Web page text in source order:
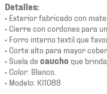
Detalles:
• Exterior fabricado con
• Cierre con cordones para
• Forro interno textil que
• Corte alto para mayor
• Suela de caucho que
• Color: Blanco.
• Modelo: KI1088